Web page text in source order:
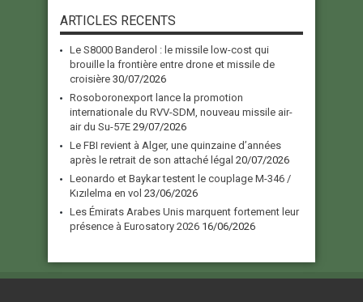
ARTICLES RECENTS
Le S8000 Banderol : le missile low-cost qui
brouille la frontière entre drone et missile de
croisière 30/07/2026
Rosoboronexport lance la promotion
internationale du RVV-SDM, nouveau missile air-
air du Su-57E 29/07/2026
Le FBI revient à Alger, une quinzaine d’années
après le retrait de son attaché légal 20/07/2026
Leonardo et Baykar testent le couplage M-346 /
Kızılelma en vol 23/06/2026
Les Émirats Arabes Unis marquent fortement leur
présence à Eurosatory 2026 16/06/2026